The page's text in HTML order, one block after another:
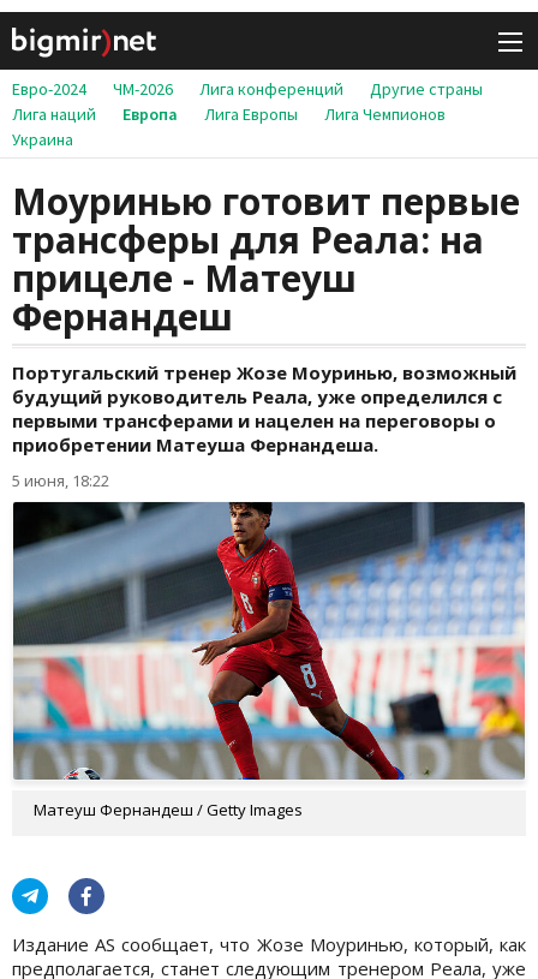
Евро-2024 ЧМ-2026 Лига конференций
Другие страны
Лига наций
Европа Лига Европы
Лига Чемпионов
Украина
Моуринью готовит первые
трансферы для Реала: на
прицеле - Матеуш
Фернандеш
Португальский тренер Жозе Моуринью, возможный
будущий руководитель Реала, уже определился с
первыми трансферами и нацелен на переговоры о
приобретении Матеуша Фернандеша.
5 июня, 18:22
Матеуш Фернандеш / Getty Images
Издание AS сообщает, что Жозе Моуринью, который, как
предполагается, станет следующим тренером Реала, уже